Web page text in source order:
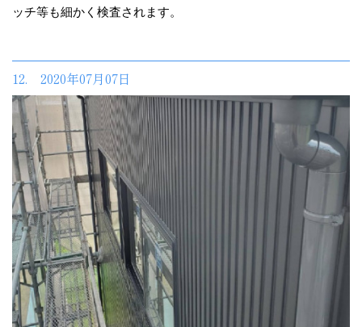
ッチ等も細かく検査されます。
12. 2020年07月07日